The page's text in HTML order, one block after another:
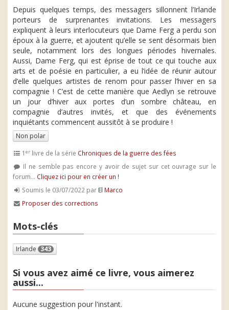
Depuis quelques temps, des messagers sillonnent l’Irlande
porteurs de surprenantes invitations. Les messagers
expliquent à leurs interlocuteurs que Dame Ferg a perdu son
époux à la guerre, et ajoutent qu’elle se sent désormais bien
seule, notamment lors des longues périodes hivernales.
Aussi, Dame Ferg, qui est éprise de tout ce qui touche aux
arts et de poésie en particulier, a eu l’idée de réunir autour
d’elle quelques artistes de renom pour passer l’hiver en sa
compagnie ! C’est de cette manière que Aedlyn se retrouve
un jour d’hiver aux portes d’un sombre château, en
compagnie d’autres invités, et que des événements
inquiétants commencent aussitôt à se produire !
Non polar
1er livre de la série Chroniques de la guerre des fées
Il ne semble pas encore y avoir de sujet sur cet ouvrage sur le
forum... Cliquez ici pour en créer un !
Soumis le 03/07/2022 par El Marco
Proposer des corrections
Mots-clés
Irlande 343
Si vous avez aimé ce livre, vous aimerez
aussi...
Aucune suggestion pour l'instant.